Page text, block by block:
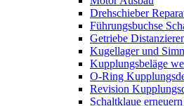
Drehschieber
Führungsbuchse
Getriebe
Kugellager und
Kupplungsbeläge
O-Ring
Revision
Schaltklaue